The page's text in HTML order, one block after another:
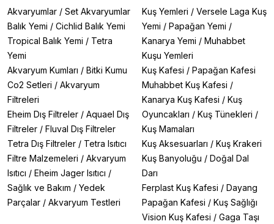
Akvaryumlar / Set Akvaryumlar
Balık Yemi / Cichlid Balık Yemi
Tropical Balık Yemi / Tetra
Yemi
Akvaryum Kumları / Bitki Kumu
Co2 Setleri / Akvaryum
Filtreleri
Eheim Dış Filtreler / Aquael Dış
Filtreler / Fluval Dış Filtreler
Tetra Dış Filtreler / Tetra Isıtıcı
Filtre Malzemeleri / Akvaryum
Isıtıcı / Eheim Jager Isıtıcı /
Sağlık ve Bakım / Yedek
Parçalar / Akvaryum Testleri
Kuş Yemleri / Versele Laga Kuş
Yemi / Papağan Yemi /
Kanarya Yemi / Muhabbet
Kuşu Yemleri
Kuş Kafesi / Papağan Kafesi
Muhabbet Kuş Kafesi /
Kanarya Kuş Kafesi / Kuş
Oyuncakları / Kuş Tünekleri /
Kuş Mamaları
Kuş Aksesuarları / Kuş Krakeri
Kuş Banyoluğu / Doğal Dal
Darı
Ferplast Kuş Kafesi / Dayang
Papağan Kafesi / Kuş Sağlığı
Vision Kuş Kafesi / Gaga Taşı